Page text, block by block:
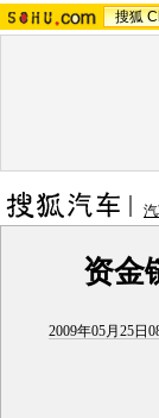
搜狐
资金
2009年05月25日